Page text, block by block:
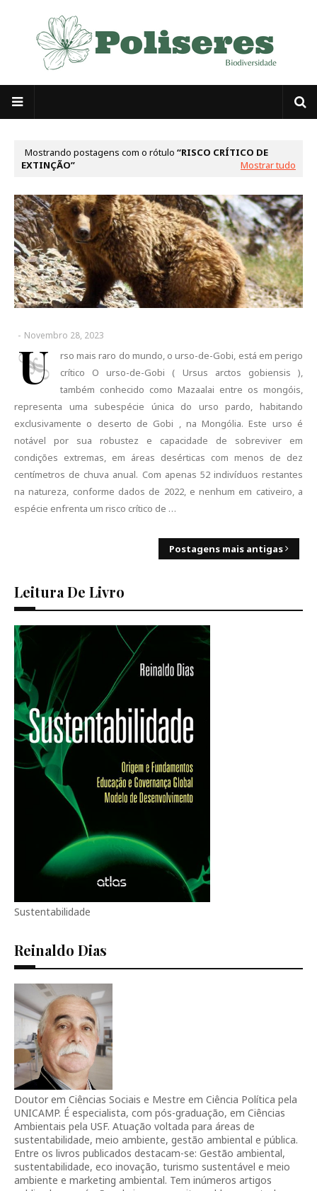
Mostrando postagens com o rótulo
RISCO CRÍTICO DE
EXTINÇÃO
Mostrar tudo
- Novembro 28, 2023
U
rso mais raro do mundo, o urso-de-Gobi, está em perigo
crítico O urso-de-Gobi ( Ursus arctos gobiensis ),
também conhecido como Mazaalai entre os mongóis,
representa uma subespécie única do urso pardo, habitando
exclusivamente o deserto de Gobi , na Mongólia. Este urso é
notável por sua robustez e capacidade de sobreviver em
condições extremas, em áreas desérticas com menos de dez
centímetros de chuva anual. Com apenas 52 indivíduos restantes
na natureza, conforme dados de 2022, e nenhum em cativeiro, a
espécie enfrenta um risco crítico de …
Postagens mais antigas
Leitura De Livro
Sustentabilidade
Reinaldo Dias
Doutor em Ciências Sociais e Mestre em Ciência Política pela
UNICAMP. É especialista, com pós-graduação, em Ciências
Ambientais pela USF. Atuação voltada para áreas de
sustentabilidade, meio ambiente, gestão ambiental e pública.
Entre os livros publicados destacam-se: Gestão ambiental,
sustentabilidade, eco inovação, turismo sustentável e meio
ambiente e marketing ambiental. Tem inúmeros artigos